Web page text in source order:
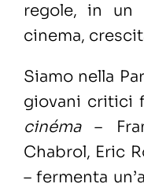
regole, in un
cinema,
Siamo nella
giovani critici
cinéma–
Chabrol, Eric
–fermenta